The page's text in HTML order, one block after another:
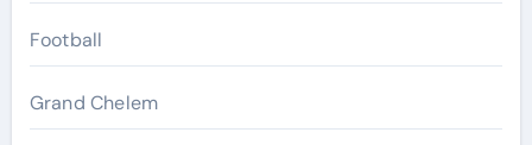
Football
Grand Chelem